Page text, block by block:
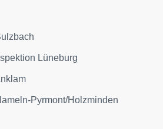
Lüneburg
Pyrmont/Holzminden